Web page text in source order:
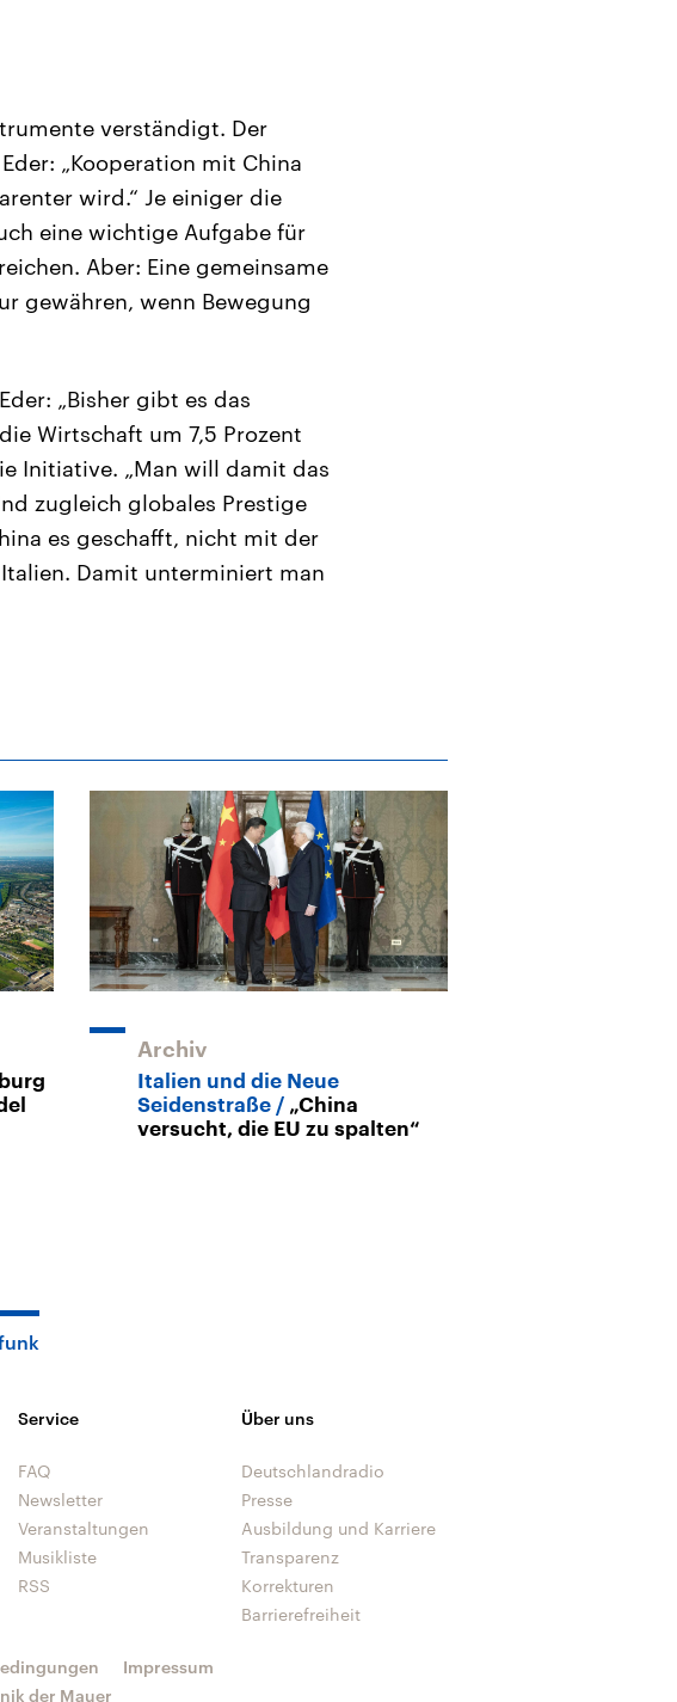
verständigt. Der
„Kooperation mit China
wird.“ Je einiger die
eine wichtige Aufgabe für
Aber: Eine gemeinsame
gewähren, wenn Bewegung
„Bisher gibt es das
Wirtschaft um 7,5 Prozent
Initiative. „Man will damit das
zugleich globales Prestige
es geschafft, nicht mit der
Damit unterminiert man
Archiv
Italien und die Neue
Seidenstraße
„China
versucht, die EU zu spalten“
Service
FAQ
Newsletter
Veranstaltungen
Musikliste
RSS
Über uns
Deutschlandradio
Presse
Ausbildung und Karriere
Transparenz
Korrekturen
Barrierefreiheit
Impressum
der Mauer